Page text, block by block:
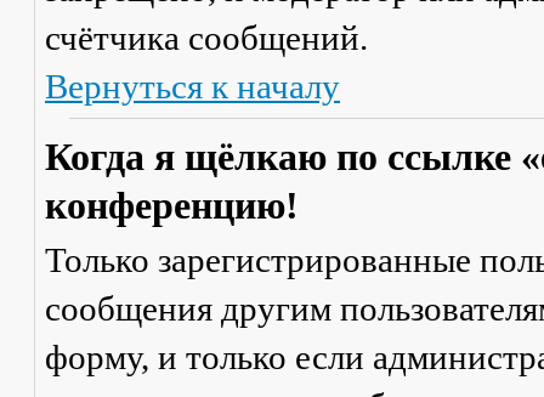
счётчика сообщений.
Вернуться к началу
Когда я щёлкаю по ссылке
конференцию!
Только зарегистрированные
сообщения другим
форму, и только если